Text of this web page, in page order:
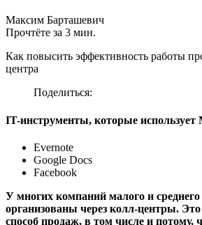
Максим Барташевич
Прочтёте за 3 мин.
Как повысить эффективность работы
центра
Поделиться:
IT-инструменты, которые
Evernote
Google Docs
Facebook
У многих компаний малого и
организованы через колл-центры.
способ продаж, в том числе и потому,